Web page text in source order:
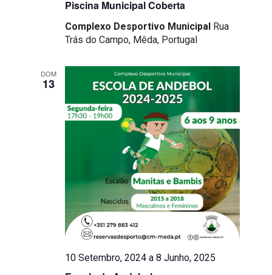
Piscina Municipal Coberta
Complexo Desportivo Municipal Rua
Trás do Campo, Mêda, Portugal
DOM
13
10 Setembro, 2024 a8 Junho, 2025